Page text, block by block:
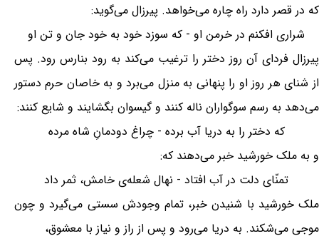
که در قصر دارد راه چاره می‌خواهد. پیرزال می‌گوید:
شراری افکنم در خرمن او - که سوزد خود به خود جان و تن او
پیرزال فردای آن روز دختر را ترغیب می‌کند به رود بنارس رود. پس
از شنای هر روز او را پنهانی به منزل می‌برد و به خاصان حرم دستور
می‌دهد به رسم سوگواران ناله کنند و گیسوان بگشایند و شایع کنند:
که دختر را به دریا آب برده - چراغ دودمانِ شاه مرده
و به ملک خورشید خبر می‌دهند که:
تمنّای دلت در آب افتاد - نهال شعله‌ی خامش، ثمر داد
ملک خورشید با شنیدن خبر، تمام وجودش سستی می‌گیرد و چون
موجی می‌شکند. به دریا می‌رود و پس از راز و نیاز با معشوق،